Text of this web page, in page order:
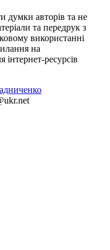
думки авторів та не
та передрук з
використанні
на
ресурсів